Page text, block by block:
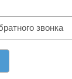
звонка